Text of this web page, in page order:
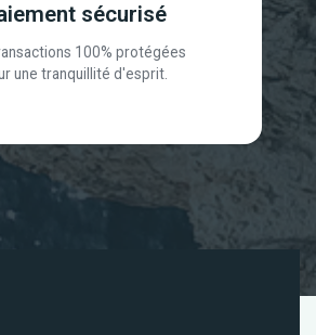
sécurisé
100% protégées
une tranquillité d'esprit.